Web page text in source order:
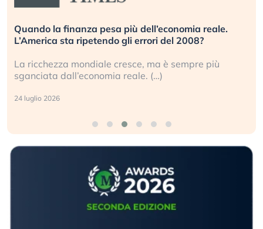
Quando la finanza pesa più dell’economia reale.
L’America sta ripetendo gli errori del 2008?
La ricchezza mondiale cresce, ma è sempre più
sganciata dall’economia reale. (…)
24 luglio 2026